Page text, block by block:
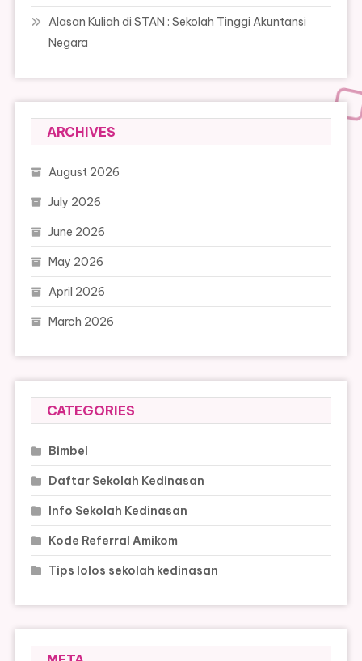
Alasan Kuliah di STAN : Sekolah Tinggi Akuntansi
Negara
ARCHIVES
August 2026
July 2026
June 2026
May 2026
April 2026
March 2026
CATEGORIES
Bimbel
Daftar Sekolah Kedinasan
Info Sekolah Kedinasan
Kode Referral Amikom
Tips lolos sekolah kedinasan